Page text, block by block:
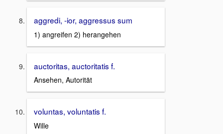
aggredi, -ior, aggressus sum
1) angreifen 2) herangehen
auctoritas, auctoritatis f.
Ansehen, Autorität
voluntas, voluntatis f.
Wille